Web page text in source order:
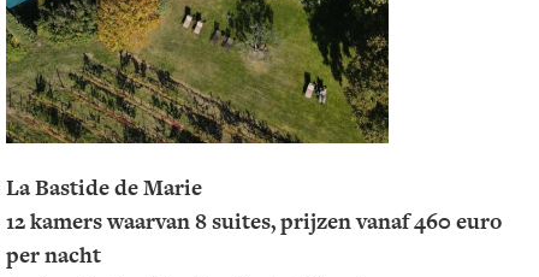
La Bastide de Marie
12 kamers waarvan 8 suites, prijzen vanaf 460 euro
per nacht